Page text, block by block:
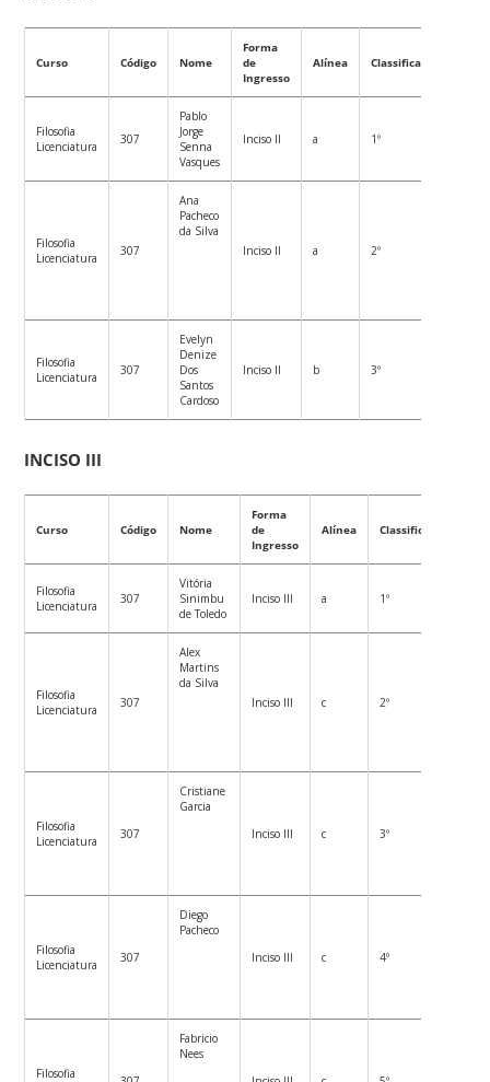
Curso Código Nome
Forma
de
Ingresso
Alínea Classificação
Filosofia
Licenciatura
307
Pablo
Jorge
Senna
Vasques
Inciso II a 1º
Filosofia
Licenciatura
307
Ana
Pacheco
da Silva
Inciso II
a 2º
Filosofia
Licenciatura
307
Evelyn
Denize
Dos
Santos
Cardoso
Inciso II b 3º
INCISO III
Curso Código Nome
Forma
de
Ingresso
Alínea Classificação
Filosofia
Licenciatura
307
Vitória
Sinimbu
de Toledo
Inciso III a 1º
Filosofia
Licenciatura
307
Alex
Martins
da Silva
Inciso III
c 2º
Filosofia
Licenciatura
307
Cristiane
Garcia
Inciso III
c 3º
Filosofia
Licenciatura
307
Diego
Pacheco
Inciso III
c 4º
Filosofia
Fabricio
Nees